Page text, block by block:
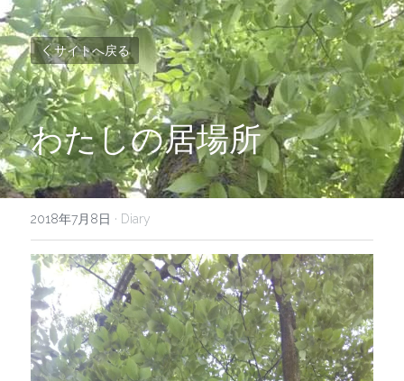
サイトへ戻る
わたしの居場所
2018年7月8日 · Diary